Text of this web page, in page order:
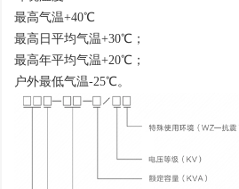
最高气温+40℃
最高日平均气温+30℃；
最高年平均气温+20℃；
户外最低气温-25℃。